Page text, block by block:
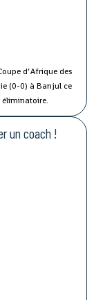
d’Afrique des
(0-0) à Banjul ce
un coach !